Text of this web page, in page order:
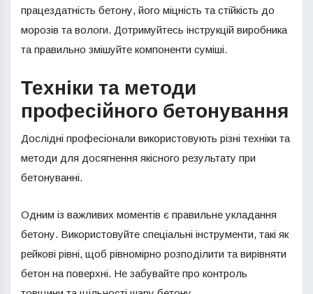
працездатність бетону, його міцність та стійкість до
морозів та вологи. Дотримуйтесь інструкцій виробника
та правильно змішуйте компоненти суміші.
Техніки та методи
професійного бетонування
Дослідні професіонали використовують різні техніки та
методи для досягнення якісного результату при
бетонуванні.
Одним із важливих моментів є правильне укладання
бетону. Використовуйте спеціальні інструменти, такі як
рейкові рівні, щоб рівномірно розподілити та вирівняти
бетон на поверхні. Не забувайте про контроль